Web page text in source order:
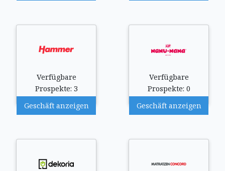
Verfügbare
Prospekte: 3
Geschäft anzeigen
Verfügbare
Prospekte: 0
Geschäft anzeigen